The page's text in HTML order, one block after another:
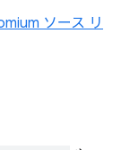
ソース リ